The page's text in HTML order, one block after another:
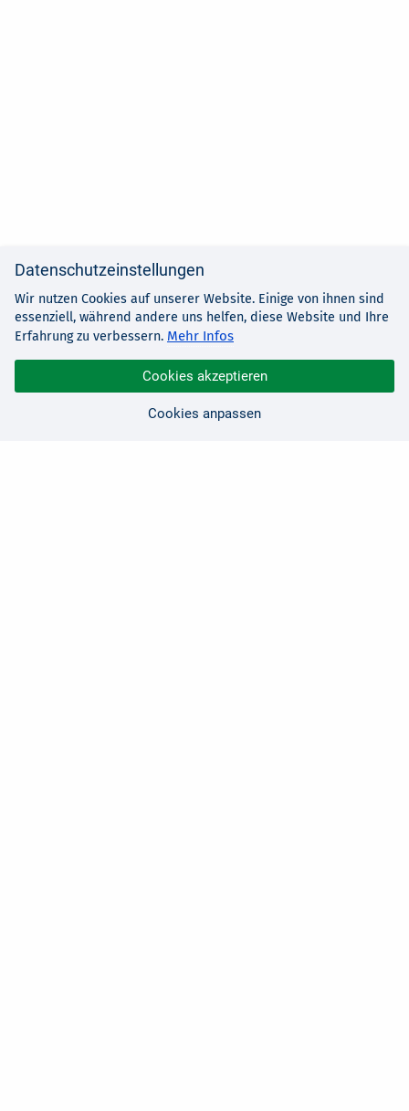
Datenschutzeinstellungen
Wir nutzen Cookies auf unserer Website. Einige von ihnen sind
essenziell, während andere uns helfen, diese Website und Ihre
Erfahrung zu verbessern. Mehr Infos
Cookies akzeptieren
Cookies anpassen